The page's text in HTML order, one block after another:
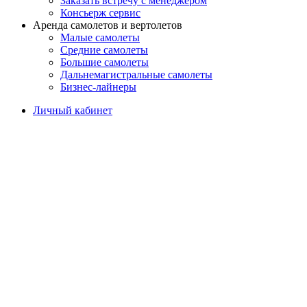
Консьерж сервис
Аренда самолетов и вертолетов
Малые самолеты
Средние самолеты
Большие самолеты
Дальнемагистральные самолеты
Бизнес-лайнеры
Личный кабинет